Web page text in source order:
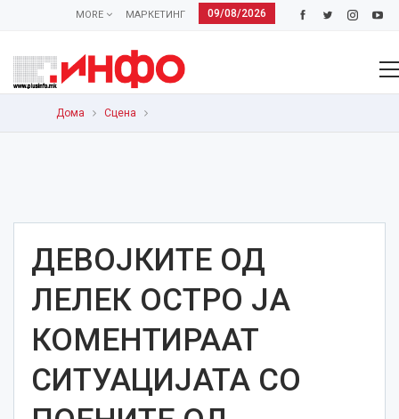
09/08/2026
МАРКЕТИНГ
MORE
Дома Сцена
ДЕВОЈКИТЕ ОД
ЛЕЛЕК ОСТРО ЈА
КОМЕНТИРААТ
СИТУАЦИЈАТА СО